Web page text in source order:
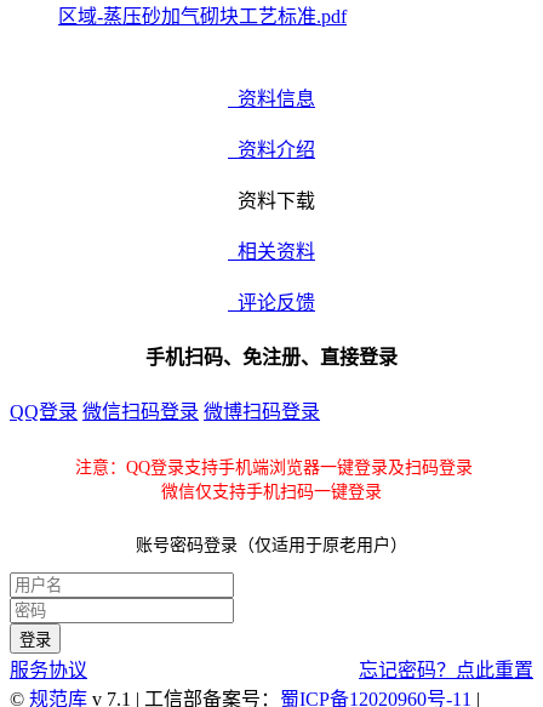
区域-蒸压砂加气砌块工艺标准.pdf
资料信息
资料介绍
资料下载
相关资料
评论反馈
手机扫码、免注册、直接登录
QQ登录 微信扫码登录 微博扫码登录
注意：QQ登录支持手机端浏览器一键登录及扫码登录
微信仅支持手机扫码一键登录
账号密码登录（仅适用于原老用户）
服务协议
忘记密码？点此重置
© 规范库 v 7.1 | 工信部备案号： 蜀ICP备12020960号-11 |